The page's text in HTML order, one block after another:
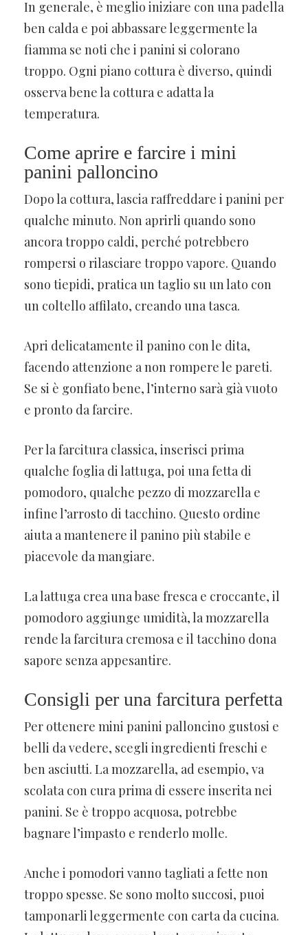
In generale, è meglio iniziare con una padella
ben calda e poi abbassare leggermente la
fiamma se noti che i panini si colorano
troppo. Ogni piano cottura è diverso, quindi
osserva bene la cottura e adatta la
temperatura.
Come aprire e farcire i mini
panini palloncino
Dopo la cottura, lascia raffreddare i panini per
qualche minuto. Non aprirli quando sono
ancora troppo caldi, perché potrebbero
rompersi o rilasciare troppo vapore. Quando
sono tiepidi, pratica un taglio su un lato con
un coltello affilato, creando una tasca.
Apri delicatamente il panino con le dita,
facendo attenzione a non rompere le pareti.
Se si è gonfiato bene, l’interno sarà già vuoto
e pronto da farcire.
Per la farcitura classica, inserisci prima
qualche foglia di lattuga, poi una fetta di
pomodoro, qualche pezzo di mozzarella e
infine l’arrosto di tacchino. Questo ordine
aiuta a mantenere il panino più stabile e
piacevole da mangiare.
La lattuga crea una base fresca e croccante, il
pomodoro aggiunge umidità, la mozzarella
rende la farcitura cremosa e il tacchino dona
sapore senza appesantire.
Consigli per una farcitura perfetta
Per ottenere mini panini palloncino gustosi e
belli da vedere, scegli ingredienti freschi e
ben asciutti. La mozzarella, ad esempio, va
scolata con cura prima di essere inserita nei
panini. Se è troppo acquosa, potrebbe
bagnare l’impasto e renderlo molle.
Anche i pomodori vanno tagliati a fette non
troppo spesse. Se sono molto succosi, puoi
tamponarli leggermente con carta da cucina.